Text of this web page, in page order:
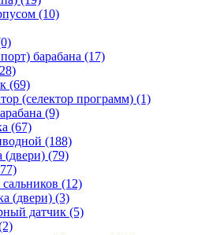
(10)
барабана (17)
(69)
(селектор программ) (1)
(9)
(67)
(188)
(двери) (79)
(12)
(двери) (3)
датчик (5)